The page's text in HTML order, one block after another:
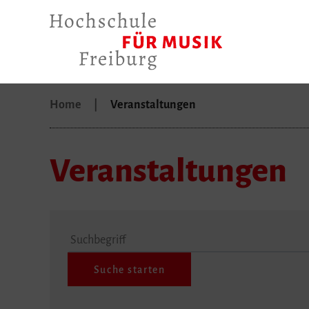
Home Veranstaltungen
Veranstaltungen
Suchbegriff